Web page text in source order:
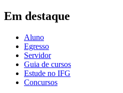
Em destaque
Aluno
Egresso
Servidor
Guia de cursos
Estude no IFG
Concursos